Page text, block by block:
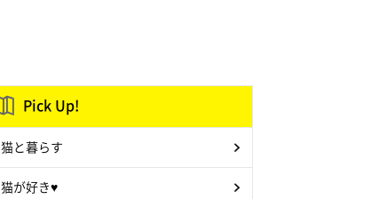
Pick Up!
猫と暮らす
猫が好き♥